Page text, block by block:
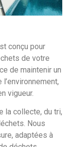
conçu pour
de votre
de maintenir un
vigueur.
la collecte, du tri,
Nous
adaptées à